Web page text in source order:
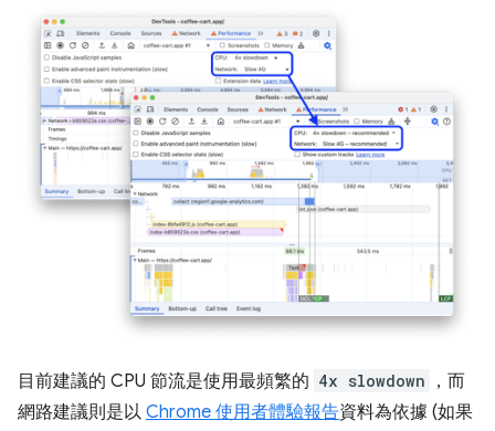
目前建議的 CPU 節流是使用最頻繁的 4x slowdown
，而
網路建議則是以 Chrome 使用者體驗報告資料為依據 (如果